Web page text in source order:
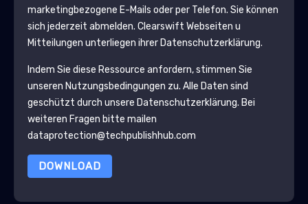
marketingbezogene E-Mails oder per Telefon. Sie können
sich jederzeit abmelden. Clearswift Webseiten u
Mitteilungen unterliegen ihrer Datenschutzerklärung.
Indem Sie diese Ressource anfordern, stimmen Sie
unseren Nutzungsbedingungen zu. Alle Daten sind
geschützt durch unsere Datenschutzerklärung. Bei
weiteren Fragen bitte mailen
dataprotection@techpublishhub.com
DOWNLOAD